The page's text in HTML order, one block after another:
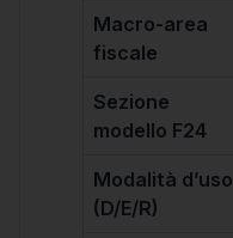
Macro-area
fiscale
Sezione
modello F24
Modalità d’uso
(D/E/R)